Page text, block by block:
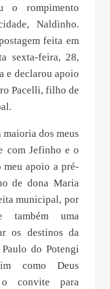
o rompimento
Naldinho.
feita em
sexta-feira, 28,
e declarou apoio
Pacelli, filho de
dos meus
com Jefinho e o
meu apoio a pré-
de dona Maria
municipal, por
também uma
os destinos da
do Potengi
como Deus
o convite para